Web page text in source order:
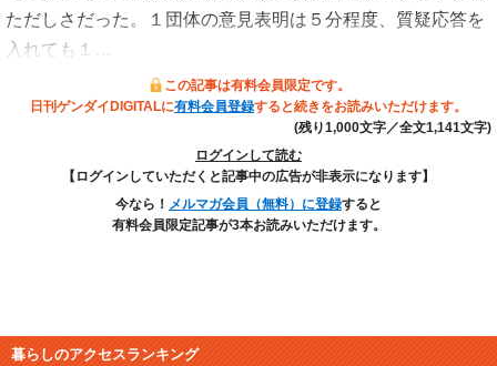
ただしさだった。１団体の意見表明は５分程度、質疑応答を
入れても１…
この記事は有料会員限定です。
日刊ゲンダイDIGITALに有料会員登録すると続きをお読みいただけます。
(残り1,000文字／全文1,141文字)
ログインして読む
【ログインしていただくと記事中の広告が非表示になります】
今なら！ メルマガ会員（無料）に登録すると
有料会員限定記事が3本お読みいただけます。
暮らしのアクセスランキング